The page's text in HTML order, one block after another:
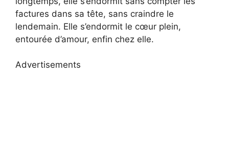
factures dans sa tête, sans craindre le
lendemain. Elle s’endormit le cœur plein,
entourée d’amour, enfin chez elle.
Advertisements